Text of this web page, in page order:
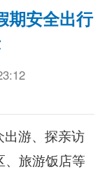
期安全出行
游、探亲访
、旅游饭店等